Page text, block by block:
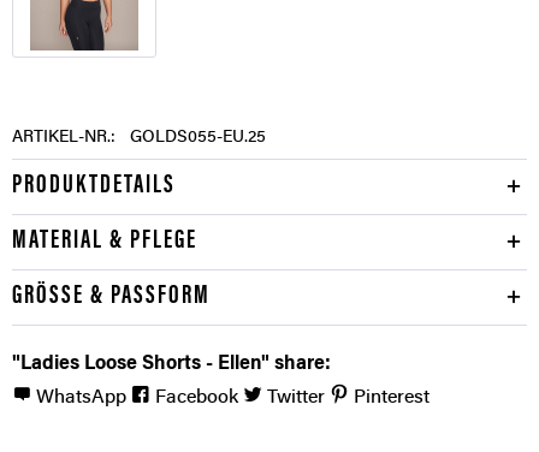
ARTIKEL-NR.: GOLDS055-EU.25
PRODUKTDETAILS
MATERIAL & PFLEGE
GRÖSSE & PASSFORM
"Ladies Loose Shorts - Ellen" share:
WhatsApp
Facebook Twitter Pinterest